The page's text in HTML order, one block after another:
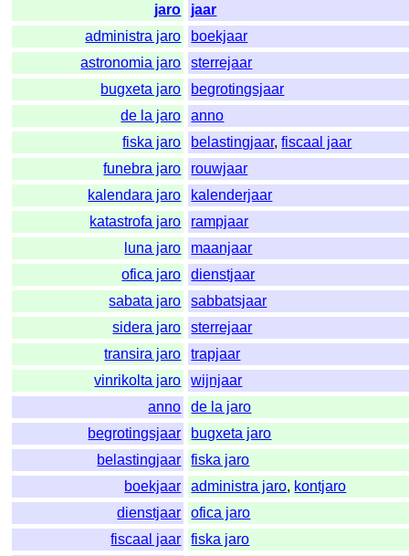
jaro
jaar
administra jaro
boekjaar
astronomia jaro
sterrejaar
bugxeta jaro
begrotingsjaar
de la jaro
anno
fiska jaro
belastingjaar,fiscaal jaar
funebra jaro
rouwjaar
kalendara jaro
kalenderjaar
katastrofa jaro
rampjaar
luna jaro
maanjaar
ofica jaro
dienstjaar
sabata jaro
sabbatsjaar
sidera jaro
sterrejaar
transira jaro
trapjaar
vinrikolta jaro
wijnjaar
anno
de la jaro
begrotingsjaar
bugxeta jaro
belastingjaar
fiska jaro
boekjaar
administra jaro, kontjaro
dienstjaar
ofica jaro
fiscaal jaar
fiska jaro